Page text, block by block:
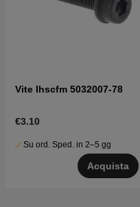
Vite Ihscfm 5032007-78
€3.10
Su ord. Sped. in 2–5 gg
Acquista